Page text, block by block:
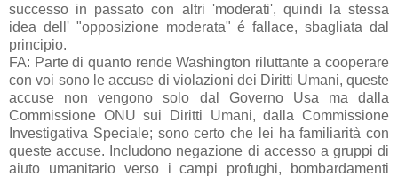
successo in passato con altri 'moderati', quindi la stessa
idea dell' "opposizione moderata" é fallace, sbagliata dal
principio.
FA: Parte di quanto rende Washington riluttante a cooperare
con voi sono le accuse di violazioni dei Diritti Umani, queste
accuse non vengono solo dal Governo Usa ma dalla
Commissione ONU sui Diritti Umani, dalla Commissione
Investigativa Speciale; sono certo che lei ha familiarità con
queste accuse. Includono negazione di accesso a gruppi di
aiuto umanitario verso i campi profughi, bombardamenti